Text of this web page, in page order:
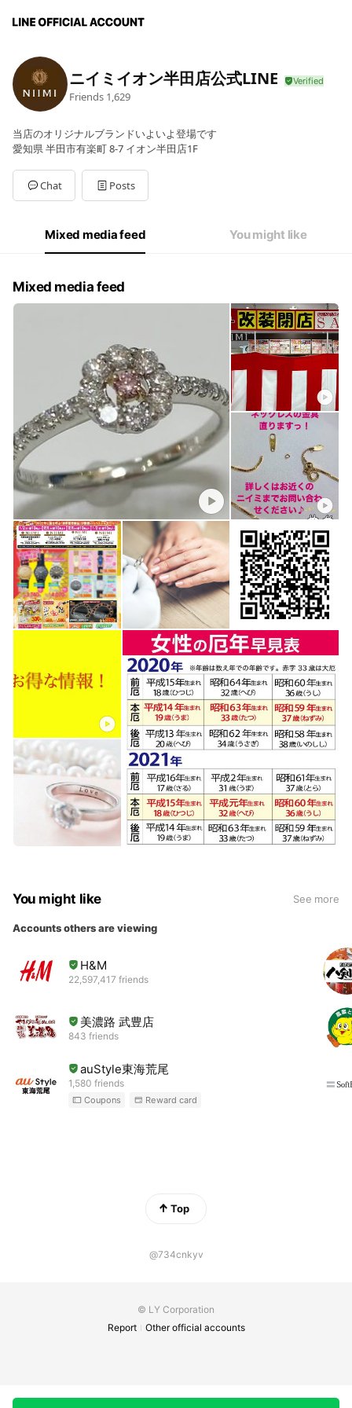
ニイミイオン半田店公式LINE
Friends 1,629
当店のオリジナルブランドいよいよ登場です
愛知県 半田市有楽町 8-7 イオン半田店1F
Chat Posts
Mixed media feed You might like
Mixed media feed
You might like See more
Accounts others are viewing
H&M
22,597,417 friends
美濃路 武豊店
843 friends
auStyle東海荒尾
1,580 friends
Coupons Reward card
Top
@734cnkyv
© LY Corporation
Report
Other official accounts